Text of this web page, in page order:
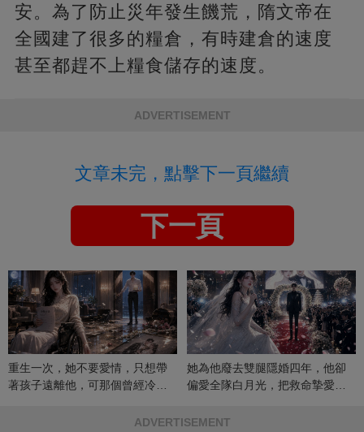
安。為了防止災年發生饑荒，隋文帝在
全國建了很多的糧倉，有時建倉的速度
甚至都趕不上糧食儲存的速度。
ADVERTISEMENT
文章未完，點擊下一頁繼續
下一頁
重生一次，她不要愛情，只想帶
著孩子遠離他，可那個曾經冷漠
她為他廢去雙腿隱婚四年，他卻
偏愛全隊白月光，把救命摯愛當
ADVERTISEMENT